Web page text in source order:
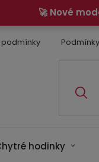
🚀 Nové
hodinky